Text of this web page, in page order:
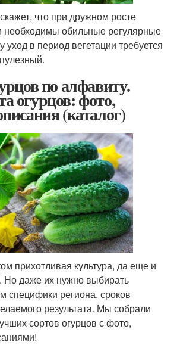
что при дружном росте
необходимы обильные регулярные
уход в период вегетации требуется
по алфавиту.
огурцов: фото,
(каталог)
прихотливая культура, да еще и
даже их нужно выбирать
специфики региона, сроков
результата. Мы собрали
сортов огурцов с фото,